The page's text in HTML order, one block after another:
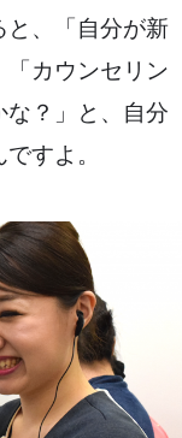
と、「自分が新
「カウンセリン
な？」と、自分
すよ。